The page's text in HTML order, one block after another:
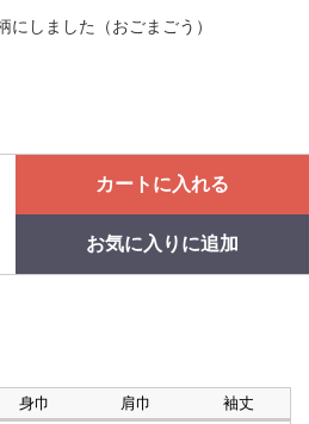
しました（おごまごう）
カートに入れる
お気に入りに追加
身巾 肩巾
袖丈